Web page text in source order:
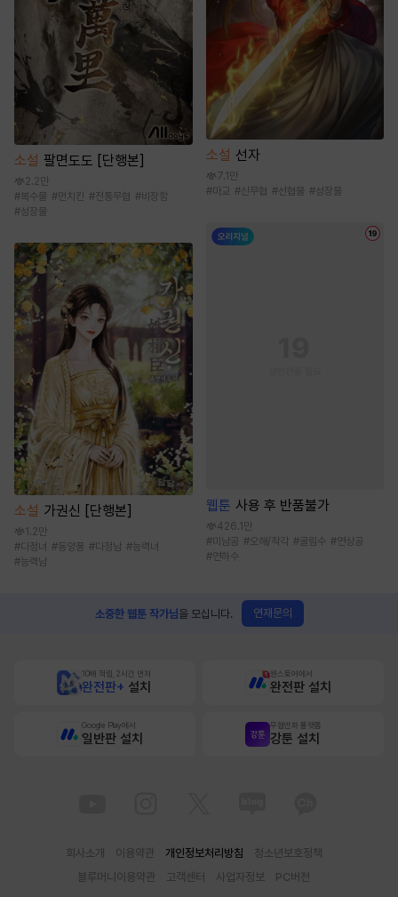
소설 팔면도도 [단행본]
2.2만
#복수물 #먼치킨 #전통무협 #비장함
#성장물
소설 가권신 [단행본]
1.2만
#다정녀 #동양풍 #다정남 #능력녀
#능력남
소설 선자
7.1만
#마교 #신무협 #선협물 #성장물
웹툰 사용 후 반품불가
426.1만
#미남공 #오해/착각 #굴림수 #연상공
#연하수
소중한 웹툰 작가님을 모십니다. 연재문의
10배 적립, 2시간 먼저
완전판+ 설치
원스토어에서
완전판 설치
Google Play에서
일반판 설치
무협만화 플랫폼
강툰 설치
회사소개 이용약관 개인정보처리방침
청소년보호정책
블루머니이용약관
고객센터 사업자정보 PC버전